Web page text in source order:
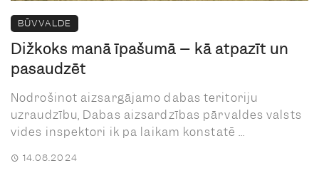
BŪVVALDE
Dižkoks manā īpašumā – kā atpazīt un
pasaudzēt
Nodrošinot aizsargājamo dabas teritoriju
uzraudzību, Dabas aizsardzības pārvaldes valsts
vides inspektori ik pa laikam konstatē ...
14.08.2024